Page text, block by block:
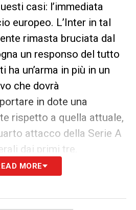
casi: l’immediata
europeo. L’Inter in tal
rimasta bruciata dal
un responso del tutto
un’arma in più in un
che dovrà
in dote una
rispetto a quella attuale,
attacco della Serie A
dai primi tre.
MORE